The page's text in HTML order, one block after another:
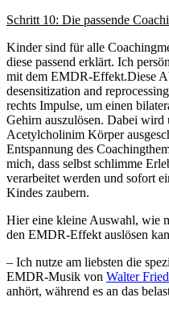
Schritt 10: Die passende
Kinder sind für alle
diese passend erklärt. Ich
mit dem EMDR-Effekt.Diese
desensitization and
rechts Impulse, um einen
Gehirn auszulösen. Dabei wird
Acetylcholinim Körper
Entspannung des
mich, dass selbst schlimme
verarbeitet werden und sofort
Kindes zaubern.
Hier eine kleine Auswahl, wie
den EMDR-Effekt auslösen
– Ich nutze am liebsten die
EMDR-Musik von Walter
anhört, während es an das